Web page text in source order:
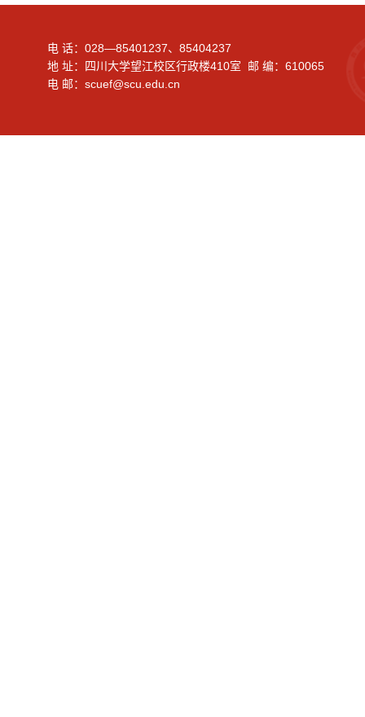
电 话：028—85401237、85404237
地 址：四川大学望江校区行政楼410室 邮 编：610065
电 邮：scuef@scu.edu.cn